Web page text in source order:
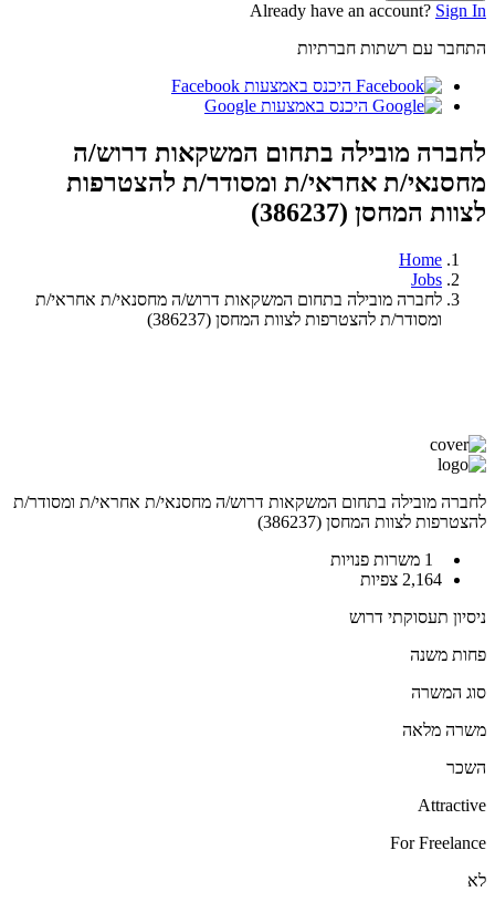
Already have an account? Sign In
התחבר עם רשתות חברתיות
היכנס באמצעות Facebook
היכנס באמצעות Google
לחברה מובילה בתחום המשקאות דרוש/ה
מחסנאי/ת אחראי/ת ומסודר/ת להצטרפות
לצוות המחסן (386237)
Home
Jobs
לחברה מובילה בתחום המשקאות דרוש/ה מחסנאי/ת אחראי/ת
ומסודר/ת להצטרפות לצוות המחסן (386237)
לחברה מובילה בתחום המשקאות דרוש/ה מחסנאי/ת אחראי/ת ומסודר/ת
להצטרפות לצוות המחסן (386237)
1 משרות פנויות
2,164 צפיות
ניסיון תעסוקתי דרוש
פחות משנה
סוג המשרה
משרה מלאה
השכר
Attractive
For Freelance
לא